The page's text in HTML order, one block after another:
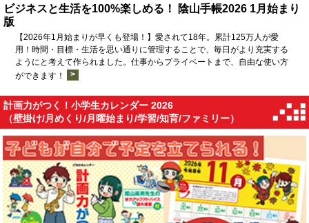
ビジネスと生活を100%楽しめる！ 陰山手帳2026 1月始まり
版
【2026年1月始まりが早くも登場！】愛されて18年。累計125万人が愛
用！時間・目標・生活を思い通りに管理することで、毎日がより充実する
ようにと考えて作られました。仕事からプライベートまで、自由な使い方
ができます！
>
計画力がつく！小学生カレンダー 2026
（壁掛け/月めくり/月曜始まり/学習/知育/ファミリー）